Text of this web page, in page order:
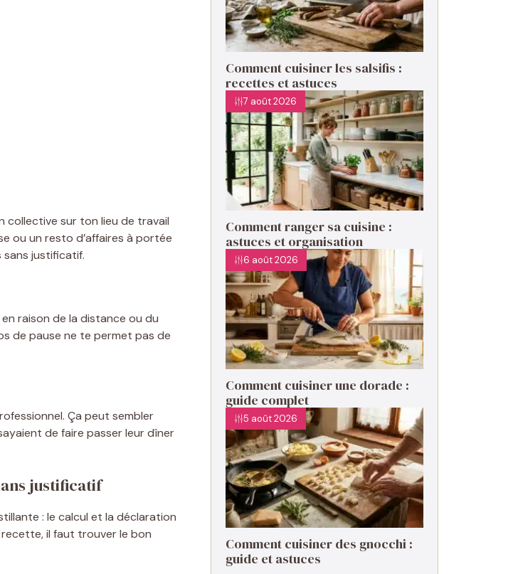
collective sur ton lieu de travail
ou un resto d’affaires à portée
justificatif.
raison de la distance ou du
de pause ne te permet pas de
Ça peut sembler
de faire passer leur dîner
justificatif
: le calcul et la déclaration
recette, il faut trouver le bon
Comment cuisiner les salsifis :
recettes et astuces
7 août 2026
Comment ranger sa cuisine :
astuces et organisation
6 août 2026
Comment cuisiner une dorade :
guide complet
5 août 2026
Comment cuisiner des gnocchi :
guide et astuces